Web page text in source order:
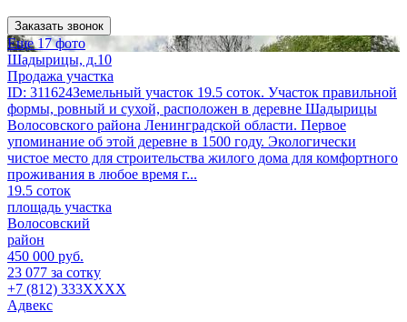
Заказать звонок
Еще 17 фото
Шадырицы, д.10
Продажа участка
ID: 311624Земельный участок 19.5 соток. Участок правильной
формы, ровный и сухой, расположен в деревне Шадырицы
Волосовского района Ленинградской области. Первое
упоминание об этой деревне в 1500 году. Экологически
чистое место для строительства жилого дома для комфортного
проживания в любое время г...
19.5 соток
площадь участка
Волосовский
район
450 000 руб.
23 077 за сотку
+7 (812) 333XXXX
Адвекс